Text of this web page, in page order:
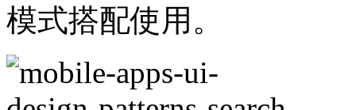
模式搭配使用。